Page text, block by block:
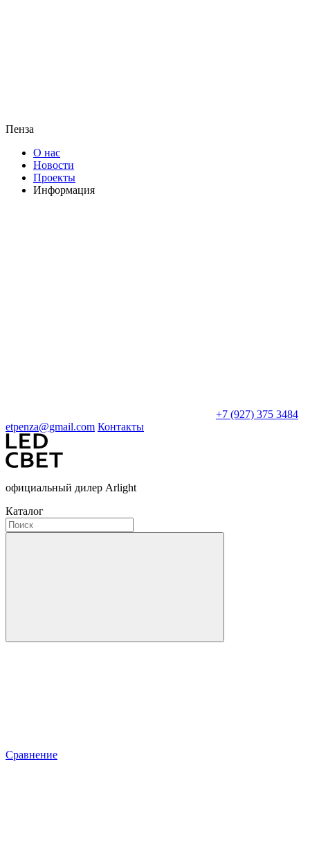
Пенза
О нас
Новости
Проекты
Информация
+7 (927) 375 3484
etpenza@gmail.com Контакты
официальный дилер Arlight
Каталог
Сравнение